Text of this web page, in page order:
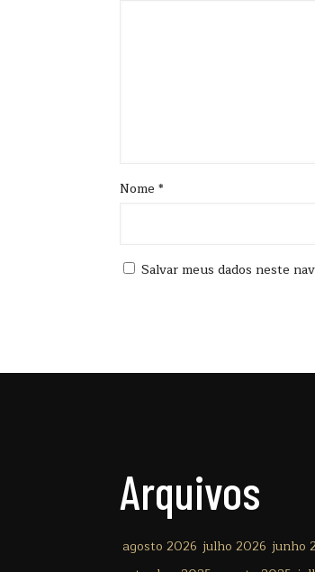
Nome *
Salvar meus dados neste
Arquivos
agosto 2026 julho 2026 junho